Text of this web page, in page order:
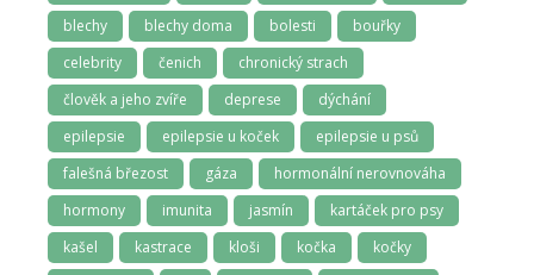
blechy
blechy doma bolesti
bouřky
celebrity
čenich
chronický strach
člověk a jeho zvíře
deprese
dýchání
epilepsie
epilepsie u koček
epilepsie u psů
falešná březost
gáza
hormonální nerovnováha
hormony
imunita jasmín
kartáček pro psy
kašel
kastrace kloši kočka
kočky